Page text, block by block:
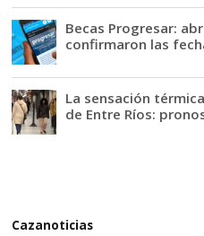
Becas Progresar:
confirmaron las
La sensación
de Entre Ríos:
Cazanoticias